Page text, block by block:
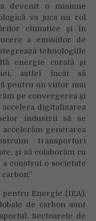
devenit o misiune
va juca un rol
climatice și în
a emisiilor de
tehnologiile
energie curată și
astfel încât să
pentru un viitor mai
pe convergerea și
digitalizarea
industrii să se
generarea
transporturi
și să colaborăm cu
construi o societate
Energie (IEA),
de carbon sunt
Sectoarele de